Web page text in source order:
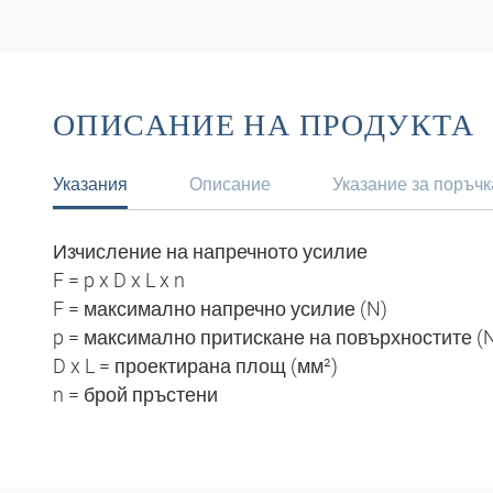
ОПИСАНИЕ НА ПРОДУКТА
Указания
Изчисление на напречното усилие
F = p x D x L x n
F = максимално напречно усилие (N)
p = максимално притискане на повърхностите
D x L = проектирана площ (мм²)
n = брой пръстени
Описание Указание за